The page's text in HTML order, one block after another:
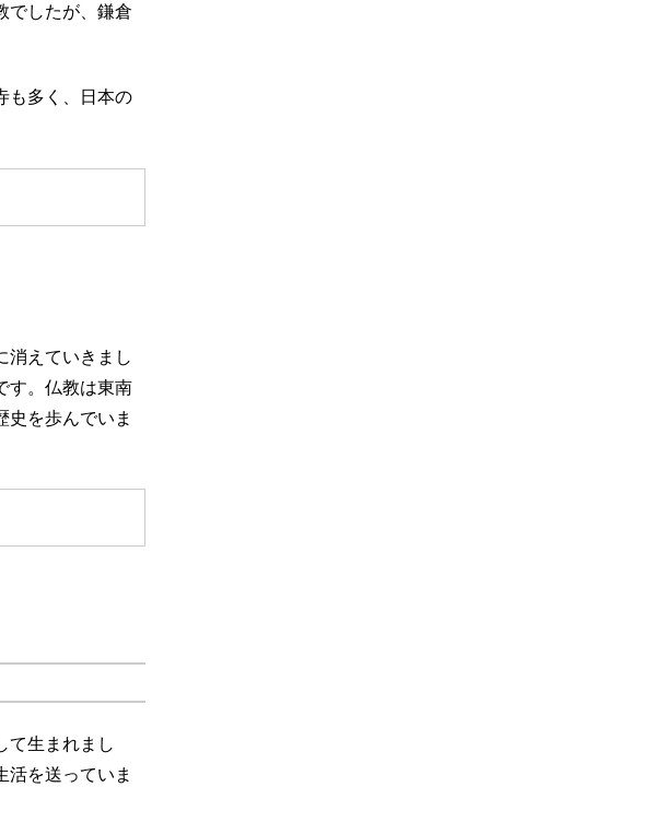
でしたが、鎌倉
多く、
日本の
消えていきまし
す。仏教は東南
史を歩んでいま
て生まれまし
活を送っていま